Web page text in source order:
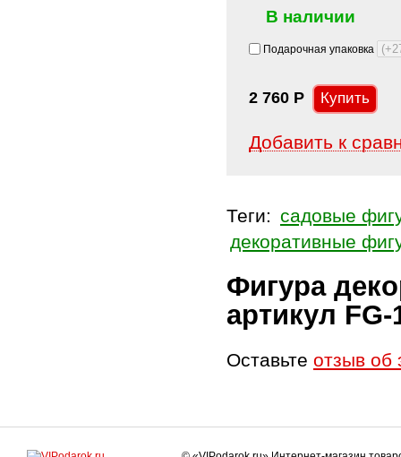
В наличии
Подарочная упаковка
2 760 Р
Добавить к
Теги: садовые
декоративные
Фигура
артикул
Оставьте отзыв об